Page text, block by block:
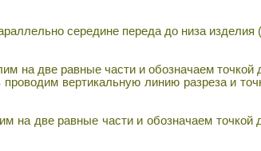
середине переда до низа изделия
на две равные части и обозначаем точкой
вертикальную линию разреза и
на две равные части и обозначаем точкой